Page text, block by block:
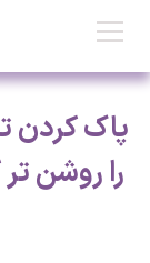
پاک کردن
را روشن